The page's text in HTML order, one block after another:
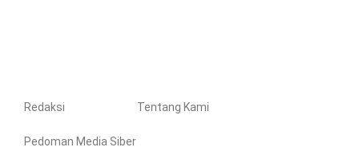
Redaksi Tentang Kami
Pedoman Media Siber